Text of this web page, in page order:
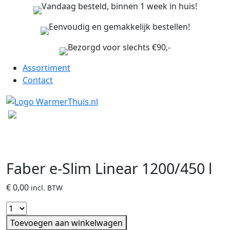
Vandaag besteld, binnen 1 week in huis!
Eenvoudig en gemakkelijk bestellen!
Bezorgd voor slechts €90,-
Assortiment
Contact
Faber e-Slim Linear 1200/450 l
€0,00 incl. BTW
Toevoegen aan winkelwagen